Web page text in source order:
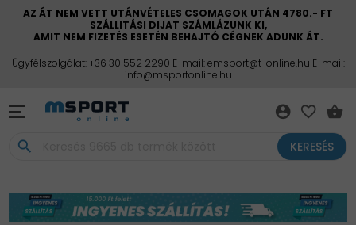
AZ ÁT NEM VETT UTÁNVÉTELES CSOMAGOK UTÁN 4780.- FT
SZÁLLITÁSI DIJAT SZÁMLÁZUNK KI,
AMIT NEM FIZETÉS ESETÉN BEHAJTÓ CÉGNEK ADUNK ÁT.
Ügyfélszolgálat: +36 30 552 2290 E-mail: emsport@t-online.hu E-mail:
info@msportonline.hu
account_circle favorite_border shopping_basket
search KERESÉS